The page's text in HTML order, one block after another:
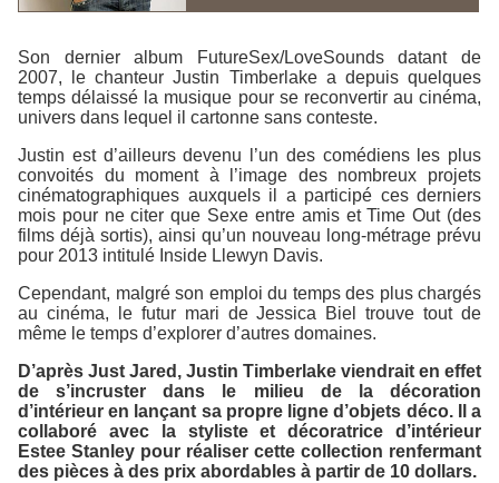
Son dernier album FutureSex/LoveSoundsdatant de
2007, le chanteur Justin Timberlake a depuis quelques
temps délaissé la musique pour se reconvertir au cinéma,
univers dans lequel il cartonne sans conteste.
Justin est d’ailleurs devenu l’un des comédiens les plus
convoités du moment à l’image des nombreux projets
cinématographiques auxquels il a participé ces derniers
mois pour ne citer que Sexe entre amisetTime Out(des
films déjà sortis), ainsi qu’un nouveau long-métrage prévu
pour 2013 intitulé Inside Llewyn Davis.
Cependant, malgré son emploi du temps des plus chargés
au cinéma, le futur mari de Jessica Biel trouve tout de
même le temps d’explorer d’autres domaines.
D’après Just Jared , Justin Timberlake viendrait en effet
de s’incruster dans le milieu de la décoration
d’intérieur en lançant sa propre ligne d’objets déco. Il a
collaboré avec la styliste et décoratrice d’intérieur
Estee Stanley pour réaliser cette collection renfermant
des pièces à des prix abordables à partir de 10 dollars.